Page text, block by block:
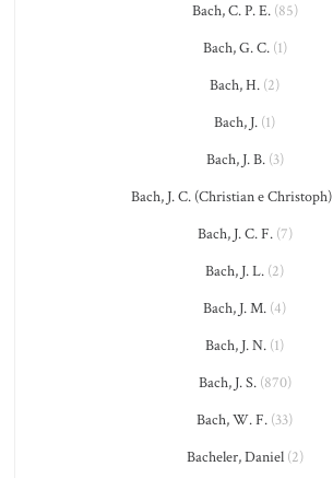
Bach, C. P. E.(85)
Bach, G. C.(1)
Bach, H. (2)
Bach, J. (1)
Bach, J. B.(3)
Bach, J. C. (Christian e Christoph)
Bach, J. C. F.(7)
Bach, J. L. (2)
Bach, J. M. (4)
Bach, J. N. (1)
Bach, J. S.(870)
Bach, W. F. (33)
Bacheler, Daniel(2)